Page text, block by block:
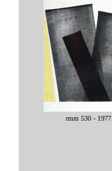
rmm 530 - 1977